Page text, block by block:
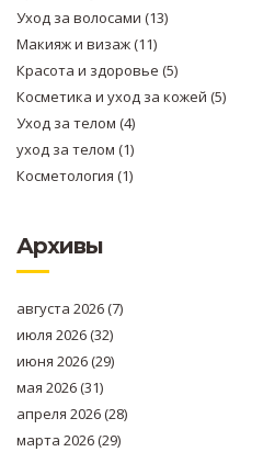
Уход за волосами (13)
Макияж и визаж(11)
Красота и здоровье (5)
Косметика и уход за кожей (5)
Уход за телом (4)
уход за телом (1)
Косметология (1)
Архивы
августа 2026(7)
июля 2026(32)
июня 2026(29)
мая 2026(31)
апреля 2026(28)
марта 2026(29)